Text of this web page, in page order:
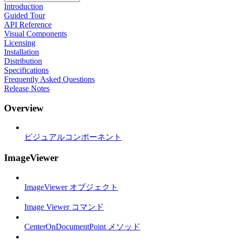
Introduction
Guided Tour
API Reference
Visual Components
Licensing
Installation
Distribution
Specifications
Frequently Asked Questions
Release Notes
Overview
ビジュアルコンポーネント
ImageViewer
ImageViewer オブジェクト
Image Viewer コマンド
CenterOnDocumentPoint メソッド